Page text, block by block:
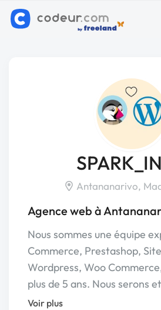
Antananarivo,
Agence web à
Nous sommes une équipe
Commerce, Prestashop,
Wordpress, Woo
plus de 5 ans. Nous serons
Voir plus